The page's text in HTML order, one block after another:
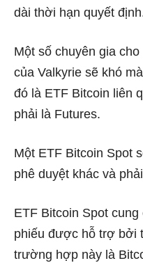
dài thời hạn quyết
Một số chuyên gia
của Valkyrie sẽ khó
đó là ETF Bitcoin liên
phải là Futures.
Một ETF Bitcoin Spot
phê duyệt khác và
ETF Bitcoin Spot
phiếu được hỗ trợ bởi
trường hợp này là